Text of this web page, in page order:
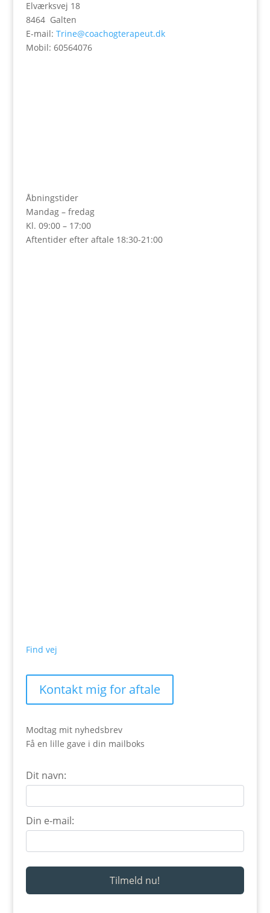
Elværksvej 18
8464 Galten
E-mail: Trine@coachogterapeut.dk
Mobil: 60564076
Åbningstider
Mandag – fredag
Kl. 09:00 – 17:00
Aftentider efter aftale 18:30-21:00
Find vej
Kontakt mig for aftale
Modtag mit nyhedsbrev
Få en lille gave i din mailboks
Dit navn:
Din e-mail: